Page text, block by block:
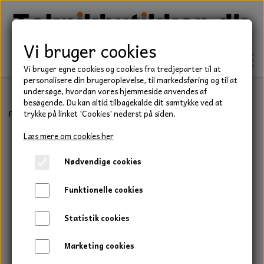
TEKNIK
KILEREMME
LEJER
PAKDÅSER
LÅSERINGE
BEFÆSTELSE
HAVE/PARK
UNIVERSALE REMME TIL PLÆNEKLIPPER OG
HAVETRAKTOR
TRAKTOR/ENTREPRENØR
Forside Teknik Lejer Sporkuglelejer 600 serie
Vi bruger cookies
Vi bruger egne cookies og cookies fra tredjeparter til at
personalisere din brugeroplevelse, til markedsføring og til at
undersøge, hvordan vores hjemmeside anvendes af
besøgende. Du kan altid tilbagekalde dit samtykke ved at
trykke på linket 'Cookies' nederst på siden.
Læs mere om cookies her
Nødvendige cookies
Funktionelle cookies
Statistik cookies
Marketing cookies